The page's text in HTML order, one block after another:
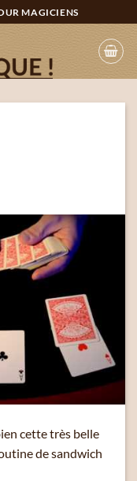
MAGICIENS
cette très belle
de sandwich